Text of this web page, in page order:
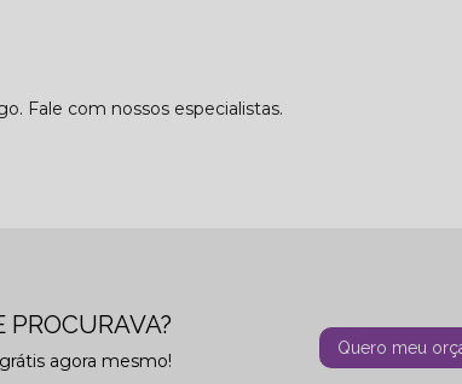
Fale com nossos especialistas.
agora mesmo!
Quero meu